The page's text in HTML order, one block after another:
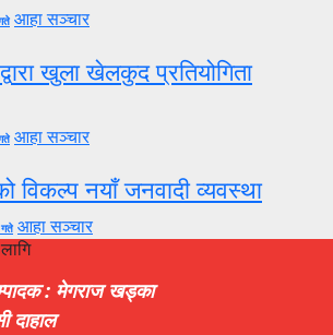
आहा सञ्चार
खुला खेलकुद प्रतियोगिता
आहा सञ्चार
विकल्प नयाँ जनवादी व्यवस्था
आहा सञ्चार
: मेगराज खड्का